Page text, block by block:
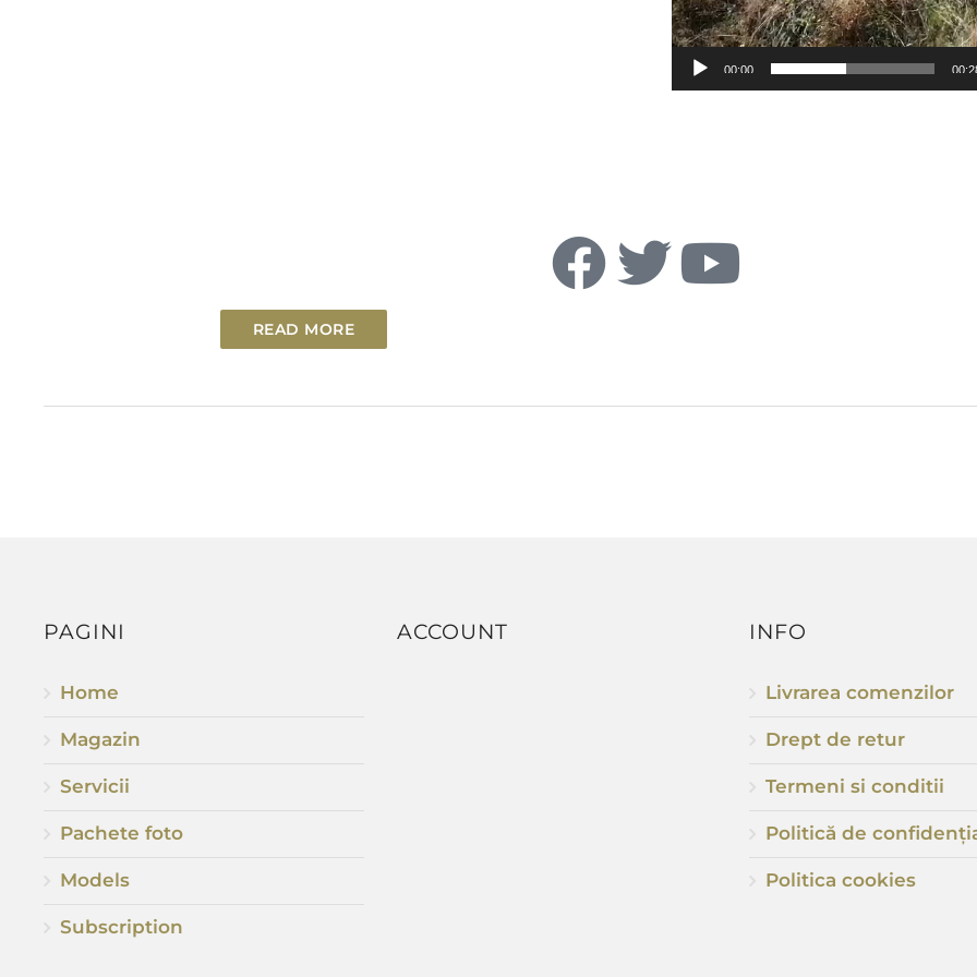
00:00
READ MORE
PAGINI
Home
Magazin
Servicii
Pachete foto
Models
Subscription
ACCOUNT INFO
Livrarea comenzilor
Drept de retur
Termeni si conditii
Politică de
Politica cookies